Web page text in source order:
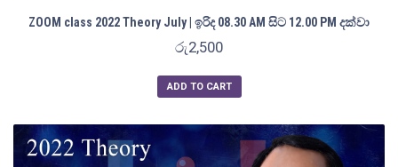
ZOOM class 2022 Theory July | ඉරිද 08.30 AM සිට 12.00 PM දක්වා
රු2,500
ADD TO CART